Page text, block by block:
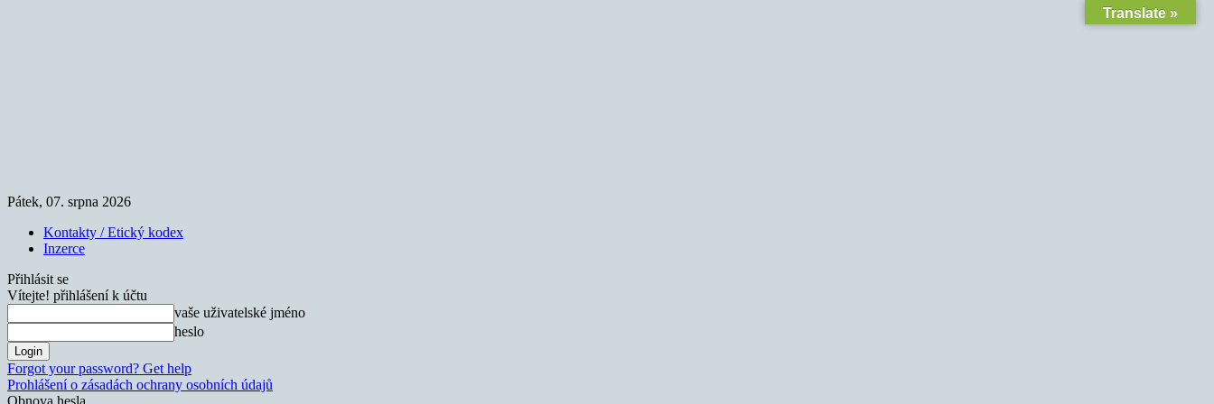
Pátek, 07. srpna 2026
Kontakty / Etický kodex
Inzerce
Přihlásit se
Vítejte! přihlášení k účtu
vaše uživatelské jméno
heslo
Forgot your password? Get help
Prohlášení o zásadách ochrany osobních údajů
Obnova hesla
Translate »